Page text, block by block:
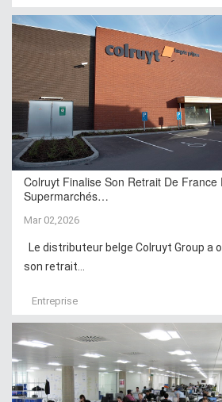
Colruyt Finalise Son Retrait De France
Supermarchés…
Mar 02,2026
Le distributeur belge Colruyt Group a
son retrait...
Entreprise